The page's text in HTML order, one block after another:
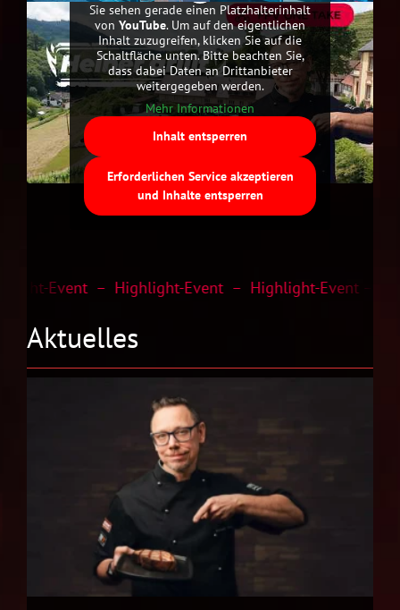
Sie sehen gerade einen Platzhalterinhalt
von YouTube. Um auf den eigentlichen
Inhalt zuzugreifen, klicken Sie auf die
Schaltfläche unten. Bitte beachten Sie,
dass dabei Daten an Drittanbieter
weitergegeben werden.
Mehr Informationen
Inhalt entsperren
Erforderlichen Service akzeptieren
und Inhalte entsperren
Event – Highlight-Event – Highlight-Event –
Aktuelles